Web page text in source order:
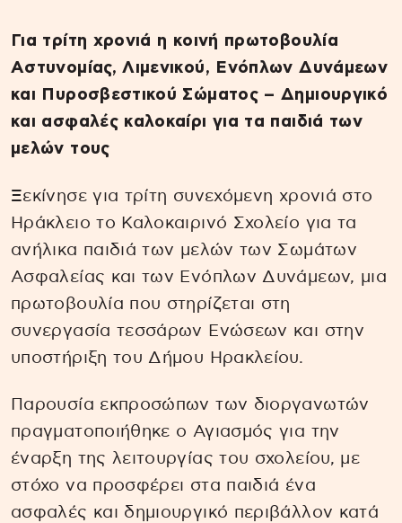
Για τρίτη χρονιά η κοινή πρωτοβουλία
Αστυνομίας, Λιμενικού, Ενόπλων Δυνάμεων
και Πυροσβεστικού Σώματος – Δημιουργικό
και ασφαλές καλοκαίρι για τα παιδιά των
μελών τους
Ξεκίνησε για τρίτη συνεχόμενη χρονιά στο
Ηράκλειο το Καλοκαιρινό Σχολείο για τα
ανήλικα παιδιά των μελών των Σωμάτων
Ασφαλείας και των Ενόπλων Δυνάμεων, μια
πρωτοβουλία που στηρίζεται στη
συνεργασία τεσσάρων Ενώσεων και στην
υποστήριξη του Δήμου Ηρακλείου.
Παρουσία εκπροσώπων των διοργανωτών
πραγματοποιήθηκε ο Αγιασμός για την
έναρξη της λειτουργίας του σχολείου, με
στόχο να προσφέρει στα παιδιά ένα
ασφαλές και δημιουργικό περιβάλλον κατά